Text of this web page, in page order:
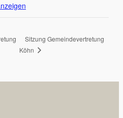
Sitzung Gemeindevertretung
Köhn